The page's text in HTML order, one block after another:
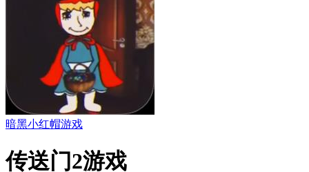
暗黑小红帽游戏
传送门2游戏